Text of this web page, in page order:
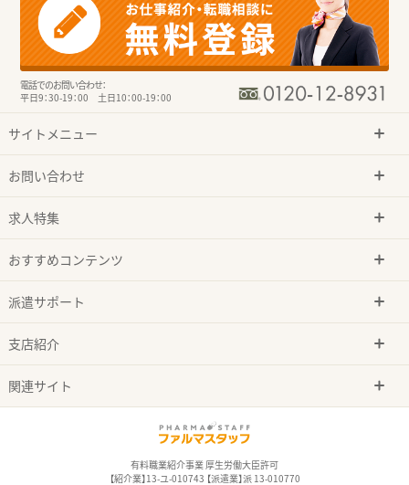
電話でのお問い合わせ：
平日9：30-19：00 土日10：00-19：00
サイトメニュー
お問い合わせ
求人特集
おすすめコンテンツ
派遣サポート
支店紹介
関連サイト
有料職業紹介事業 厚生労働大臣許可
【紹介業】13-ユ-010743 【派遣業】派 13-010770